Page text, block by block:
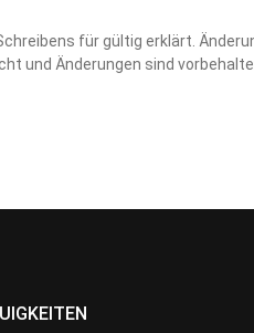
für gültig erklärt.
und Änderungen sind